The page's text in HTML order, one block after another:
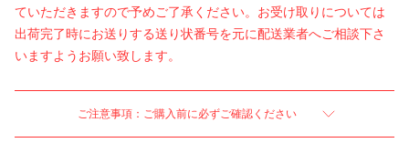
ていただきますので予めご了承ください。お受け取りについては
出荷完了時にお送りする送り状番号を元に配送業者へご相談下さ
いますようお願い致します。
ご注意事項：ご購入前に必ずご確認ください